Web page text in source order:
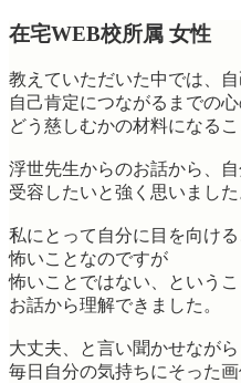
在宅WEB校所属 女性
教えていただいた中では、
自己肯定につながるまでの
どう慈しむかの材料になる
浮世先生からのお話から、
受容したいと強く思いました
私にとって自分に目を向け
怖いことなのですが
怖いことではない、という
お話から理解できました。
大丈夫、と言い聞かせながら
毎日自分の気持ちにそった